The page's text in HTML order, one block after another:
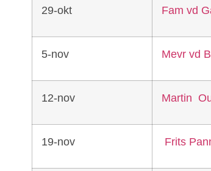
29-okt Fam vd
5-nov Mevr vd
12-nov Martin
19-nov Frits